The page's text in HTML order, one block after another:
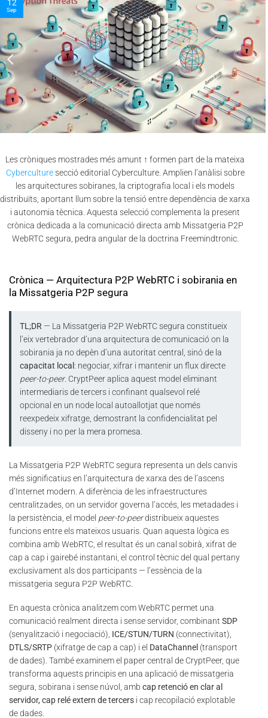
10
Nov
Les cròniques mostrades més amunt ↑ formen part de la mateixa
Cyberculturesecció editorial Cyberculture. Amplien l’anàlisi sobre
les arquitectures sobiranes, la criptografia local i els models
distribuïts, aportant llum sobre la tensió entre dependència de xarxa
i autonomia tècnica. Aquesta selecció complementa la present
crònica dedicada a la comunicació directa amb Missatgeria P2P
WebRTC segura, pedra angular de la doctrina Freemindtronic.
Crònica — Arquitectura P2P WebRTC i sobirania en
la Missatgeria P2P segura
TL;DR — La Missatgeria P2P WebRTC segura constitueix
l’eix vertebrador d’una arquitectura de comunicació on la
sobirania ja no depèn d’una autoritat central, sinó de la
capacitat local : negociar, xifrar i mantenir un flux directe
peer-to-peer. CryptPeer aplica aquest model eliminant
intermediaris de tercers i confinant qualsevol relé
opcional en un node local autoallotjat que només
reexpedeix xifratge, demostrant la confidencialitat pel
disseny i no per la mera promesa.
La Missatgeria P2P WebRTC segura representa un dels canvis
més significatius en l’arquitectura de xarxa des de l’ascens
d’Internet modern. A diferència de les infraestructures
centralitzades, on un servidor governa l’accés, les metadades i
la persistència, el model peer-to-peerdistribueix aquestes
funcions entre els mateixos usuaris. Quan aquesta lògica es
combina amb WebRTC, el resultat és un canal sobirà, xifrat de
cap a cap i gairebé instantani, el control tècnic del qual pertany
exclusivament als dos participants — l’essència de la
missatgeria segura P2P WebRTC.
En aquesta crònica analitzem com WebRTC permet una
comunicació realment directa i sense servidor, combinant SDP
(senyalització i negociació), ICE/STUN/TURN (connectivitat),
DTLS/SRTP (xifratge de cap a cap) i el DataChannel (transport
de dades). També examinem el paper central de CryptPeer, que
transforma aquests principis en una aplicació de missatgeria
segura, sobirana i sense núvol, amb cap retenció en clar al
servidor, cap relé extern de tercers i cap recopilació explotable
de dades.